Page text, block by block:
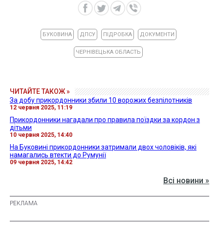
БУКОВИНА ДПСУ ПІДРОБКА ДОКУМЕНТИ
ЧЕРНІВЕЦЬКА ОБЛАСТЬ
ЧИТАЙТЕ ТАКОЖ »
За добу прикордонники збили 10 ворожих безпілотників
12 червня 2025, 11:19
Прикордонники нагадали про правила поїздки за кордон з
дітьми
10 червня 2025, 14:40
На Буковині прикордонники затримали двох чоловіків, які
намагались втекти до Румунії
09 червня 2025, 14:42
Всі новини »